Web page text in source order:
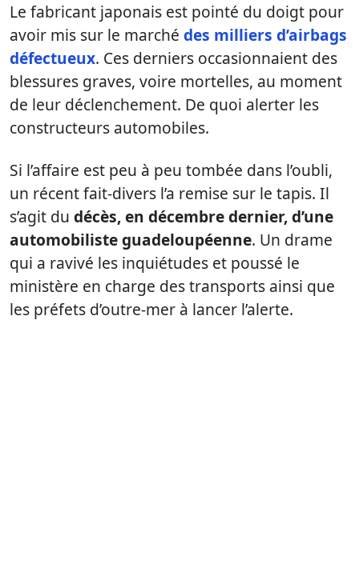
Le fabricant japonais est pointé du doigt pour
avoir mis sur le marché des milliers d’airbags
défectueux. Ces derniers occasionnaient des
blessures graves, voire mortelles, au moment
de leur déclenchement. De quoi alerter les
constructeurs automobiles.
Si l’affaire est peu à peu tombée dans l’oubli,
un récent fait-divers l’a remise sur le tapis. Il
s’agit du décès, en décembre dernier, d’une
automobiliste guadeloupéenne. Un drame
qui a ravivé les inquiétudes et poussé le
ministère en charge des transports ainsi que
les préfets d’outre-mer à lancer l’alerte.